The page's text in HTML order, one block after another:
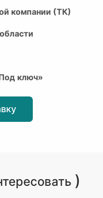
компании (ТК)
ключ»
)